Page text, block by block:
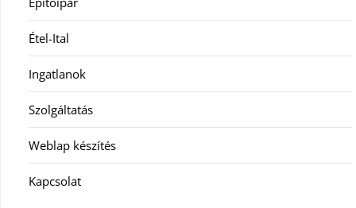
Étel-Ital
Ingatlanok
Szolgáltatás
Weblap készítés
Kapcsolat